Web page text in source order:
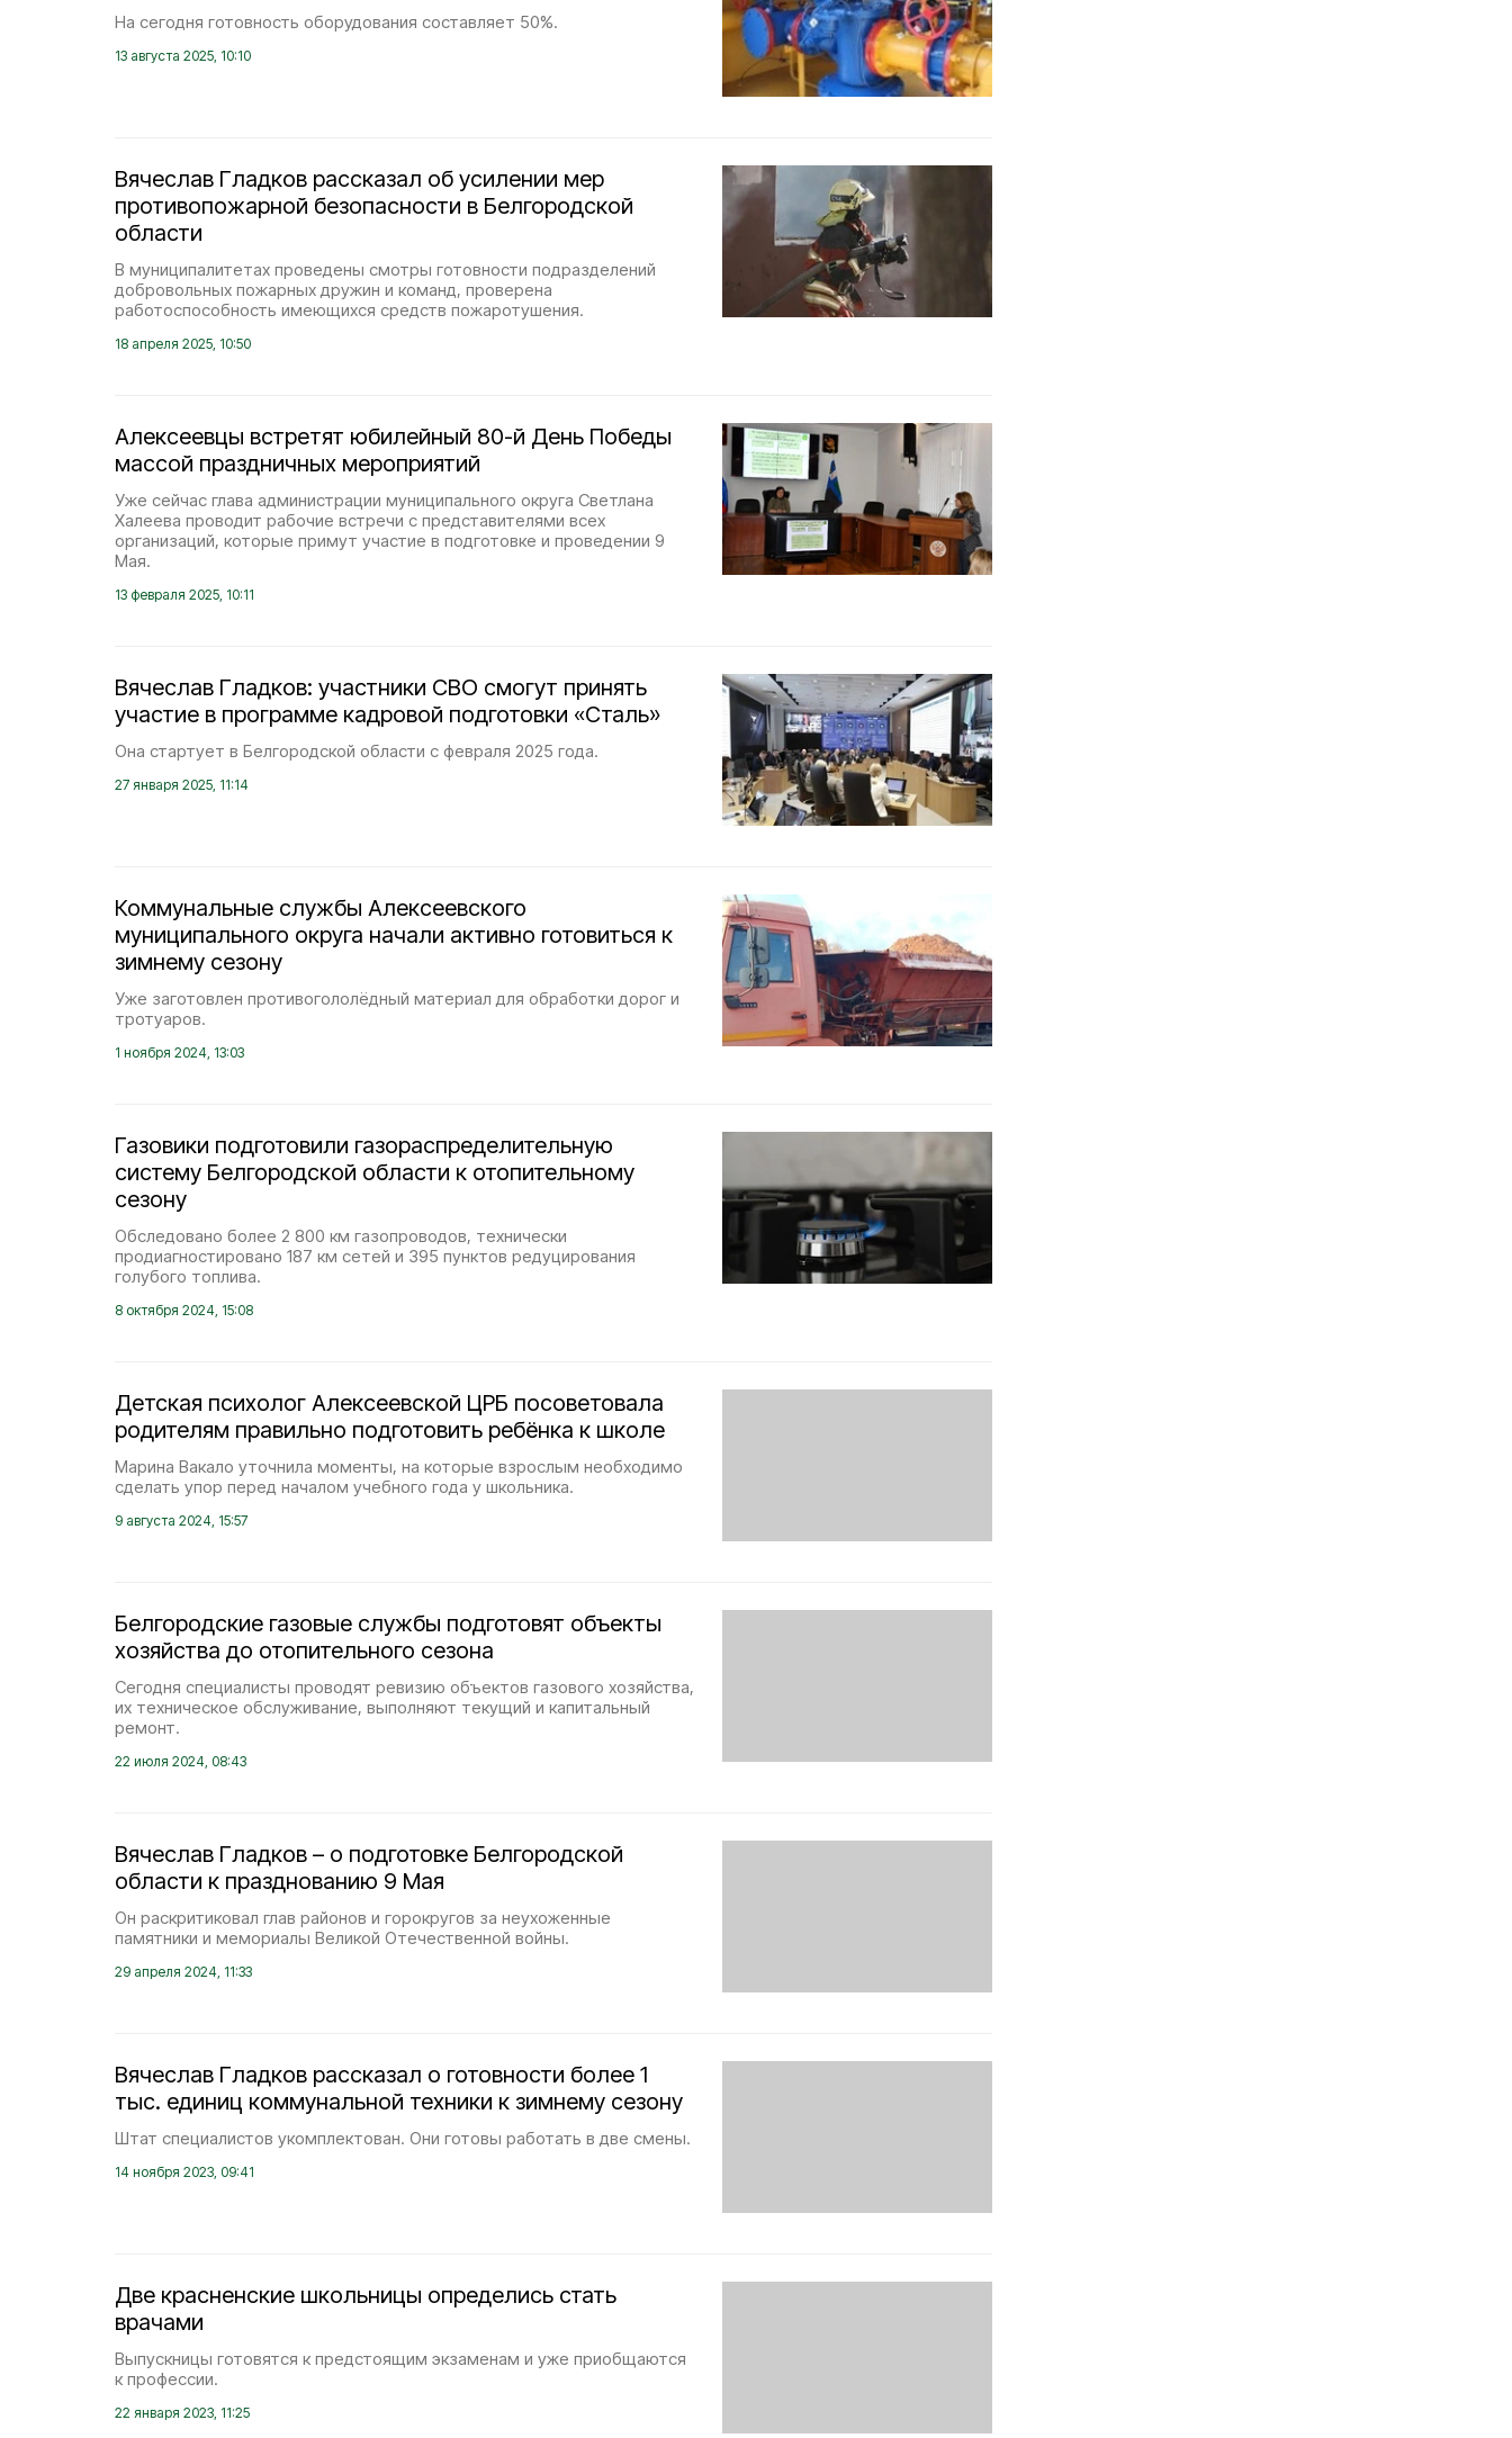
На сегодня готовность оборудования составляет 50%.
13 августа 2025, 10:10
Вячеслав Гладков рассказал об усилении мер
противопожарной безопасности в Белгородской
области
В муниципалитетах проведены смотры готовности подразделений
добровольных пожарных дружин и команд, проверена
работоспособность имеющихся средств пожаротушения.
18 апреля 2025, 10:50
Алексеевцы встретят юбилейный 80-й День Победы
массой праздничных мероприятий
Уже сейчас глава администрации муниципального округа Светлана
Халеева проводит рабочие встречи с представителями всех
организаций, которые примут участие в подготовке и проведении 9
Мая.
13 февраля 2025, 10:11
Вячеслав Гладков: участники СВО смогут принять
участие в программе кадровой подготовки «Сталь»
Она стартует в Белгородской области с февраля 2025 года.
27 января 2025, 11:14
Коммунальные службы Алексеевского
муниципального округа начали активно готовиться к
зимнему сезону
Уже заготовлен противогололёдный материал для обработки дорог и
тротуаров.
1 ноября 2024, 13:03
Газовики подготовили газораспределительную
систему Белгородской области к отопительному
сезону
Обследовано более 2 800 км газопроводов, технически
продиагностировано 187 км сетей и 395 пунктов редуцирования
голубого топлива.
8 октября 2024, 15:08
Детская психолог Алексеевской ЦРБ посоветовала
родителям правильно подготовить ребёнка к школе
Марина Вакало уточнила моменты, на которые взрослым необходимо
сделать упор перед началом учебного года у школьника.
9 августа 2024, 15:57
Белгородские газовые службы подготовят объекты
хозяйства до отопительного сезона
Сегодня специалисты проводят ревизию объектов газового хозяйства,
их техническое обслуживание, выполняют текущий и капитальный
ремонт.
22 июля 2024, 08:43
Вячеслав Гладков – о подготовке Белгородской
области к празднованию 9 Мая
Он раскритиковал глав районов и горокругов за неухоженные
памятники и мемориалы Великой Отечественной войны.
29 апреля 2024, 11:33
Вячеслав Гладков рассказал о готовности более 1
тыс. единиц коммунальной техники к зимнему сезону
Штат специалистов укомплектован. Они готовы работать в две смены.
14 ноября 2023, 09:41
Две красненские школьницы определись стать
врачами
Выпускницы готовятся к предстоящим экзаменам и уже приобщаются
к профессии.
22 января 2023, 11:25